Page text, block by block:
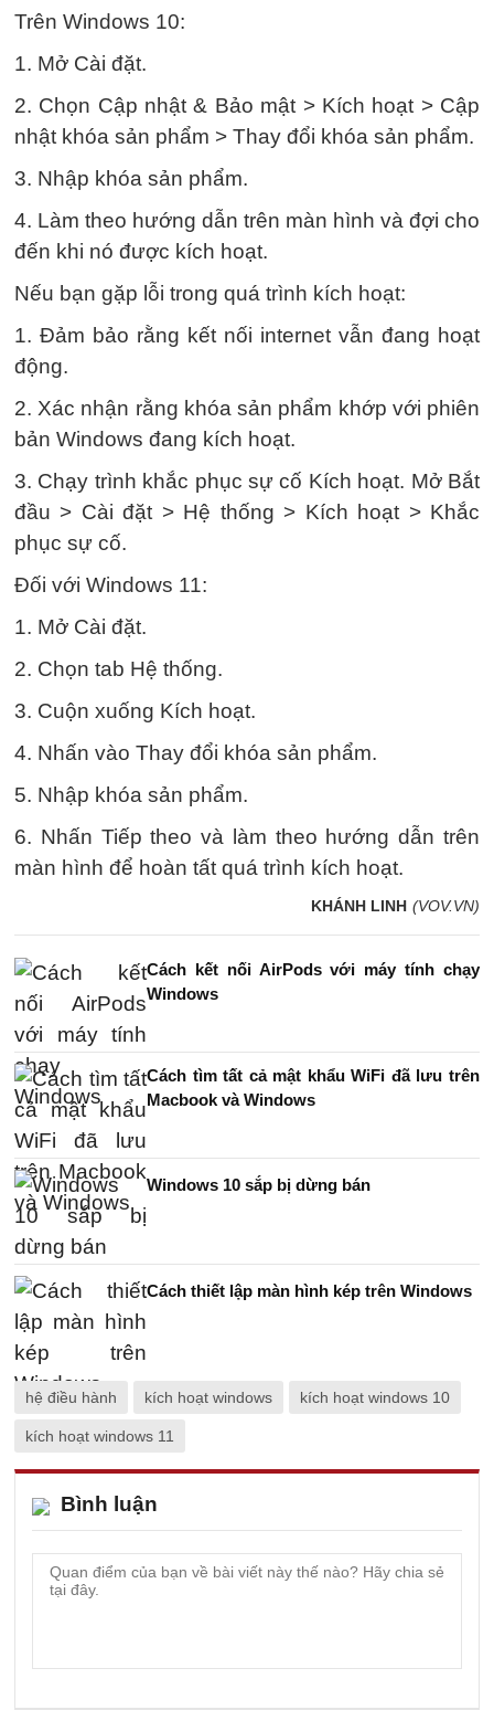
Trên Windows 10:
1. Mở Cài đặt.
2. Chọn Cập nhật & Bảo mật > Kích hoạt > Cập
nhật khóa sản phẩm > Thay đổi khóa sản phẩm.
3. Nhập khóa sản phẩm.
4. Làm theo hướng dẫn trên màn hình và đợi cho
đến khi nó được kích hoạt.
Nếu bạn gặp lỗi trong quá trình kích hoạt:
1. Đảm bảo rằng kết nối internet vẫn đang hoạt
động.
2. Xác nhận rằng khóa sản phẩm khớp với phiên
bản Windows đang kích hoạt.
3. Chạy trình khắc phục sự cố Kích hoạt. Mở Bắt
đầu > Cài đặt > Hệ thống > Kích hoạt > Khắc
phục sự cố.
Đối với Windows 11:
1. Mở Cài đặt.
2. Chọn tab Hệ thống.
3. Cuộn xuống Kích hoạt.
4. Nhấn vào Thay đổi khóa sản phẩm.
5. Nhập khóa sản phẩm.
6. Nhấn Tiếp theo và làm theo hướng dẫn trên
màn hình để hoàn tất quá trình kích hoạt.
KHÁNH LINH (VOV.VN)
Cách kết nối AirPods với máy tính chạy
Windows
Cách tìm tất cả mật khẩu WiFi đã lưu trên
Macbook và Windows
Windows 10 sắp bị dừng bán
Cách thiết lập màn hình kép trên Windows
hệ điều hành kích hoạt windows kích hoạt windows 10
kích hoạt windows 11
Bình luận